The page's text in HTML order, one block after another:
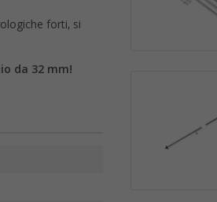
forti, si
da 32 mm!